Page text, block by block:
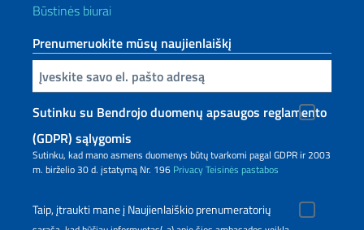
Būstinės biurai
Prenumeruokite mūsų naujienlaiškį
Inserisci la tua email
Sutinku su Bendrojo duomenų apsaugos reglamento
(GDPR) sąlygomis
Sutinku, kad mano asmens duomenys būtų tvarkomi pagal GDPR ir 2003
m. birželio 30 d. įstatymą Nr. 196 PrivacyTeisinės pastabos
Taip, įtraukti mane į Naujienlaiškio prenumeratorių